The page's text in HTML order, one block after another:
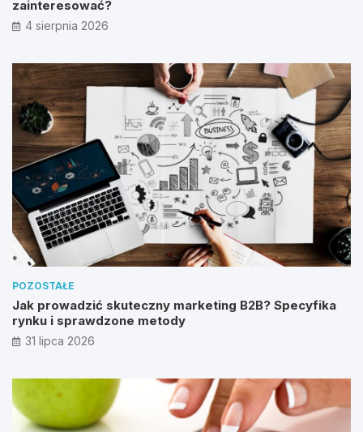
zainteresować?
4 sierpnia 2026
POZOSTAŁE
Jak prowadzić skuteczny marketing B2B? Specyfika
rynku i sprawdzone metody
31 lipca 2026